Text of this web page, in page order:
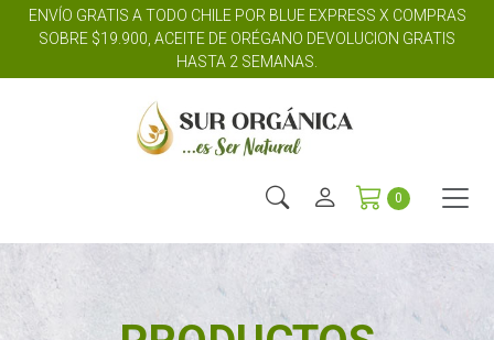
ENVÍO GRATIS A TODO CHILE POR BLUE EXPRESS X COMPRAS
SOBRE $19.900, ACEITE DE ORÉGANO DEVOLUCION GRATIS
HASTA 2 SEMANAS.
0